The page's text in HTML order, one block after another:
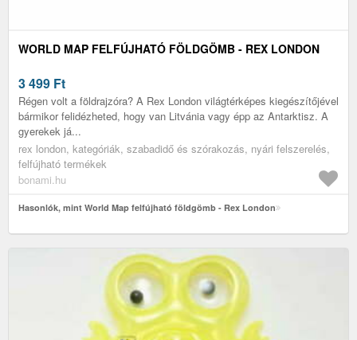
WORLD MAP FELFÚJHATÓ FÖLDGÖMB - REX LONDON
3 499 Ft
Régen volt a földrajzóra? A Rex London világtérképes kiegészítőjével
bármikor felidézheted, hogy van Litvánia vagy épp az Antarktisz. A
gyerekek já...
rex london, kategóriák, szabadidő és szórakozás, nyári felszerelés,
felfújható termékek
bonami.hu
Hasonlók, mint World Map felfújható földgömb - Rex London